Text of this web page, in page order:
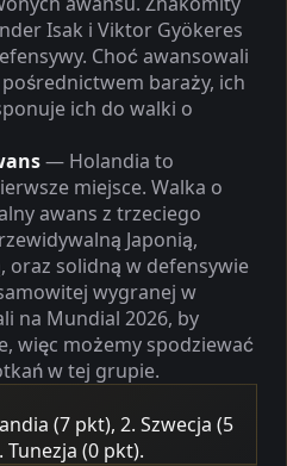
Isak i Viktor Gyökeres
Choć awansowali
baraży, ich
ich do walki o
— Holandia to
miejsce. Walka o
awans z trzeciego
Japonią,
oraz solidną w defensywie
wygranej w
na Mundial 2026, by
więc możemy spodziewać
w tej grupie.
(7 pkt), 2. Szwecja (5
Tunezja (0 pkt).